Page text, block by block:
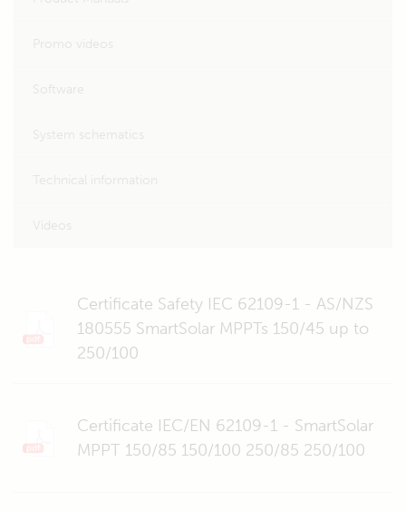
Certificate Safety IEC 62109-1 - AS/NZS
180555 SmartSolar MPPTs 150/45 up to
250/100
Certificate IEC/EN 62109-1 - SmartSolar
MPPT 150/85 150/100 250/85 250/100